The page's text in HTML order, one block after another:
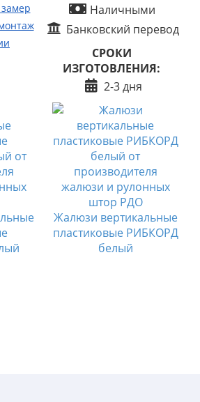
Наличными
Банковский перевод
СРОКИ
ИЗГОТОВЛЕНИЯ:
2-3 дня
Жалюзи вертикальные
пластиковые РИБКОРД
белый